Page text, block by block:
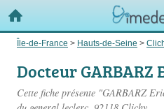
Île-de-France > Hauts-de-Seine >
Docteur GARBARZ
Cette fiche présente "GARBARZ